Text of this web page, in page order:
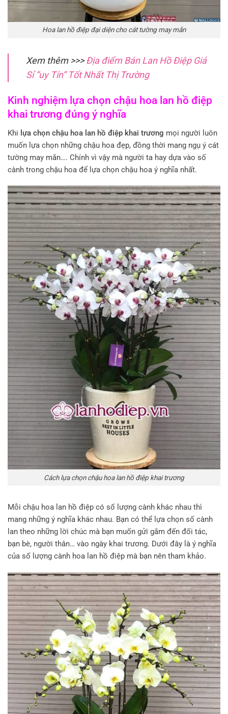
Hoa lan hồ điệp đại diện cho cát tường may mắn
Xem thêm >>>Địa điểm Bán Lan Hồ Điệp Giá
Sỉ “uy Tín” Tốt Nhất Thị Trường
Kinh nghiệm lựa chọn chậu hoa lan hồ điệp
khai trương đúng ý nghĩa
Khi lựa chọn chậu hoa lan hồ điệp khai trương mọi người luôn
muốn lựa chọn những chậu hoa đẹp, đồng thời mang ngụ ý cát
tường may mắn…. Chính vì vậy mà người ta hay dựa vào số
cành trong chậu hoa để lựa chọn chậu hoa ý nghĩa nhất.
Cách lựa chọn chậu hoa lan hồ điệp khai trương
Mỗi chậu hoa lan hồ điệp có số lượng cành khác nhau thì
mang những ý nghĩa khác nhau. Bạn có thể lựa chọn số cành
lan theo những lời chúc mà bạn muốn gửi gắm đến đối tác,
bạn bè, người thân… vào ngày khai trương. Dưới đây là ý nghĩa
của số lượng cành hoa lan hồ điệp mà bạn nên tham khảo.